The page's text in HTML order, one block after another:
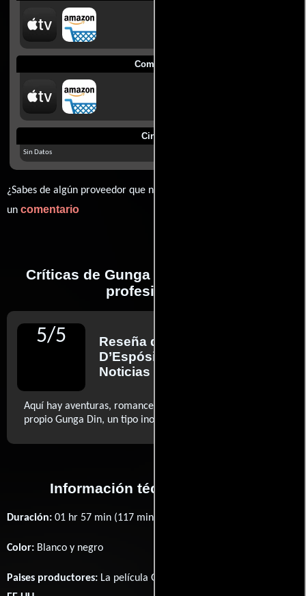
Comprar
Cines
Sin Datos
¿Sabes de algún proveedor que no estamos mostrando? déjanos
un comentario
Críticas de Gunga Din realizadas por
profesionales
5/5 Reseña de
D’Espósito
Noticias
Aquí hay aventuras, romance, riesgo, suspenso, y el
propio Gunga Din, un tipo inolvidable. (...)
Información técnica y general
Duración: 01 hr 57 min (117 minutos) .
Color: Blanco y negro
Paises productores: La película Gunga Din fué producida en